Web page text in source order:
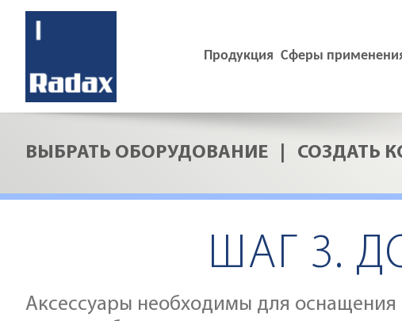
Продукция Сферы
ВЫБРАТЬ ОБОРУДОВАНИЕ СОЗДАТЬ
Конфигуратор
ШАГ 3.
Аксессуары необходимы для
ДОБАВИТЬ
ASWT02
Цена 43473руб
ДОБАВИТЬ